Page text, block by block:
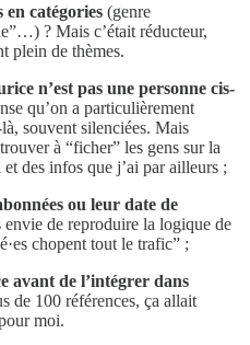
catégories (genre
? Mais c’était réducteur,
plein de thèmes.
n’est pas une personne cis-
qu’on a particulièrement
souvent silenciées. Mais
à “ficher” les gens sur la
des infos que j’ai par ailleurs ;
ou leur date de
envie de reproduire la logique de
chopent tout le trafic” ;
avant de l’intégrer dans
de 100 références, ça allait
moi.